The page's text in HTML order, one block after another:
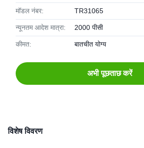
मॉडल नंबर: TR31065
न्यूनतम आदेश मात्रा: 2000 पीसी
कीमत: बातचीत योग्य
अभी पूछताछ करें
विशेष विवरण